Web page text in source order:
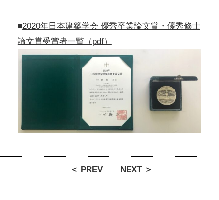
■2020年日本建築学会 優秀卒業論文賞・優秀修士
論文賞受賞者一覧（pdf）
＜ PREV NEXT ＞